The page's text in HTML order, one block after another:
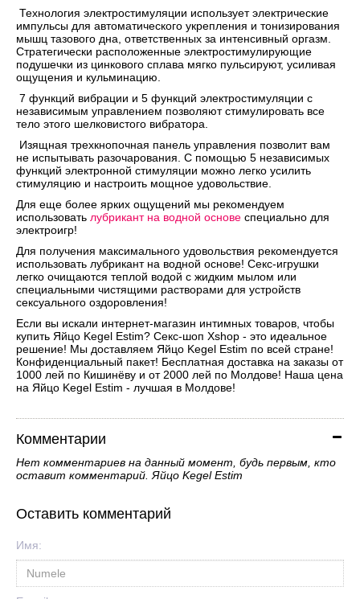
Технология электростимуляции использует электрические
импульсы для автоматического укрепления и тонизирования
мышц тазового дна, ответственных за интенсивный оргазм.
Стратегически расположенные электростимулирующие
подушечки из цинкового сплава мягко пульсируют, усиливая
ощущения и кульминацию.
7 функций вибрации и 5 функций электростимуляции с
независимым управлением позволяют стимулировать все
тело этого шелковистого вибратора.
Изящная трехкнопочная панель управления позволит вам
не испытывать разочарования. С помощью 5 независимых
функций электронной стимуляции можно легко усилить
стимуляцию и настроить мощное удовольствие.
Для еще более ярких ощущений мы рекомендуем
использовать лубрикант на водной основе специально для
электроигр!
Для получения максимального удовольствия рекомендуется
использовать лубрикант на водной основе! Секс-игрушки
легко очищаются теплой водой с жидким мылом или
специальными чистящими растворами для устройств
сексуального оздоровления!
Если вы искали интернет-магазин интимных товаров, чтобы
купить Яйцо Kegel Estim? Секс-шоп Xshop - это идеальное
решение! Мы доставляем Яйцо Kegel Estim по всей стране!
Конфиденциальный пакет! Бесплатная доставка на заказы от
1000 лей по Кишинёву и от 2000 лей по Молдове! Наша цена
на Яйцо Kegel Estim - лучшая в Молдове!
Комментарии
Нет комментариев на данный момент, будь первым, кто
оставит комментарий. Яйцо Kegel Estim
Оставить комментарий
Имя: